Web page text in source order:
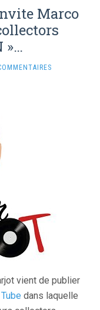
Marco
»…
vient de publier
dans laquelle